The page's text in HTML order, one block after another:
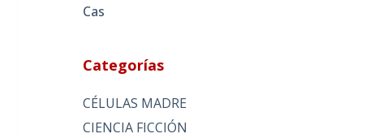
Cas
Categorías
CÉLULAS MADRE
CIENCIA FICCIÓN